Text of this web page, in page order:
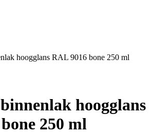
hoogglans RAL 9016 bone 250 ml
hoogglans
250 ml